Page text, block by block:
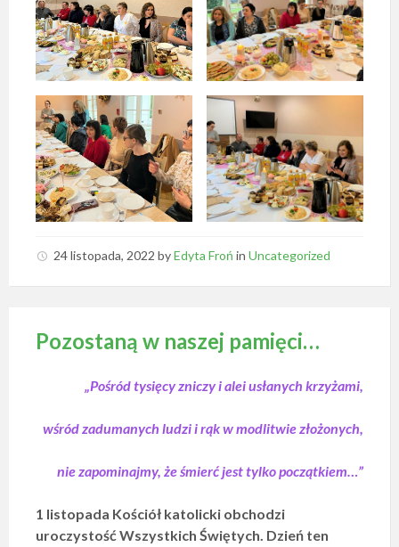
24 listopada, 2022 byEdyta Froń in Uncategorized
Pozostaną w naszej pamięci…
„Pośród tysięcy zniczy i alei usłanych krzyżami,
wśród zadumanych ludzi i rąk w modlitwie złożonych,
nie zapominajmy, że śmierć jest tylko początkiem…”
1 listopada Kościół katolicki obchodzi
uroczystość Wszystkich Świętych. Dzień ten